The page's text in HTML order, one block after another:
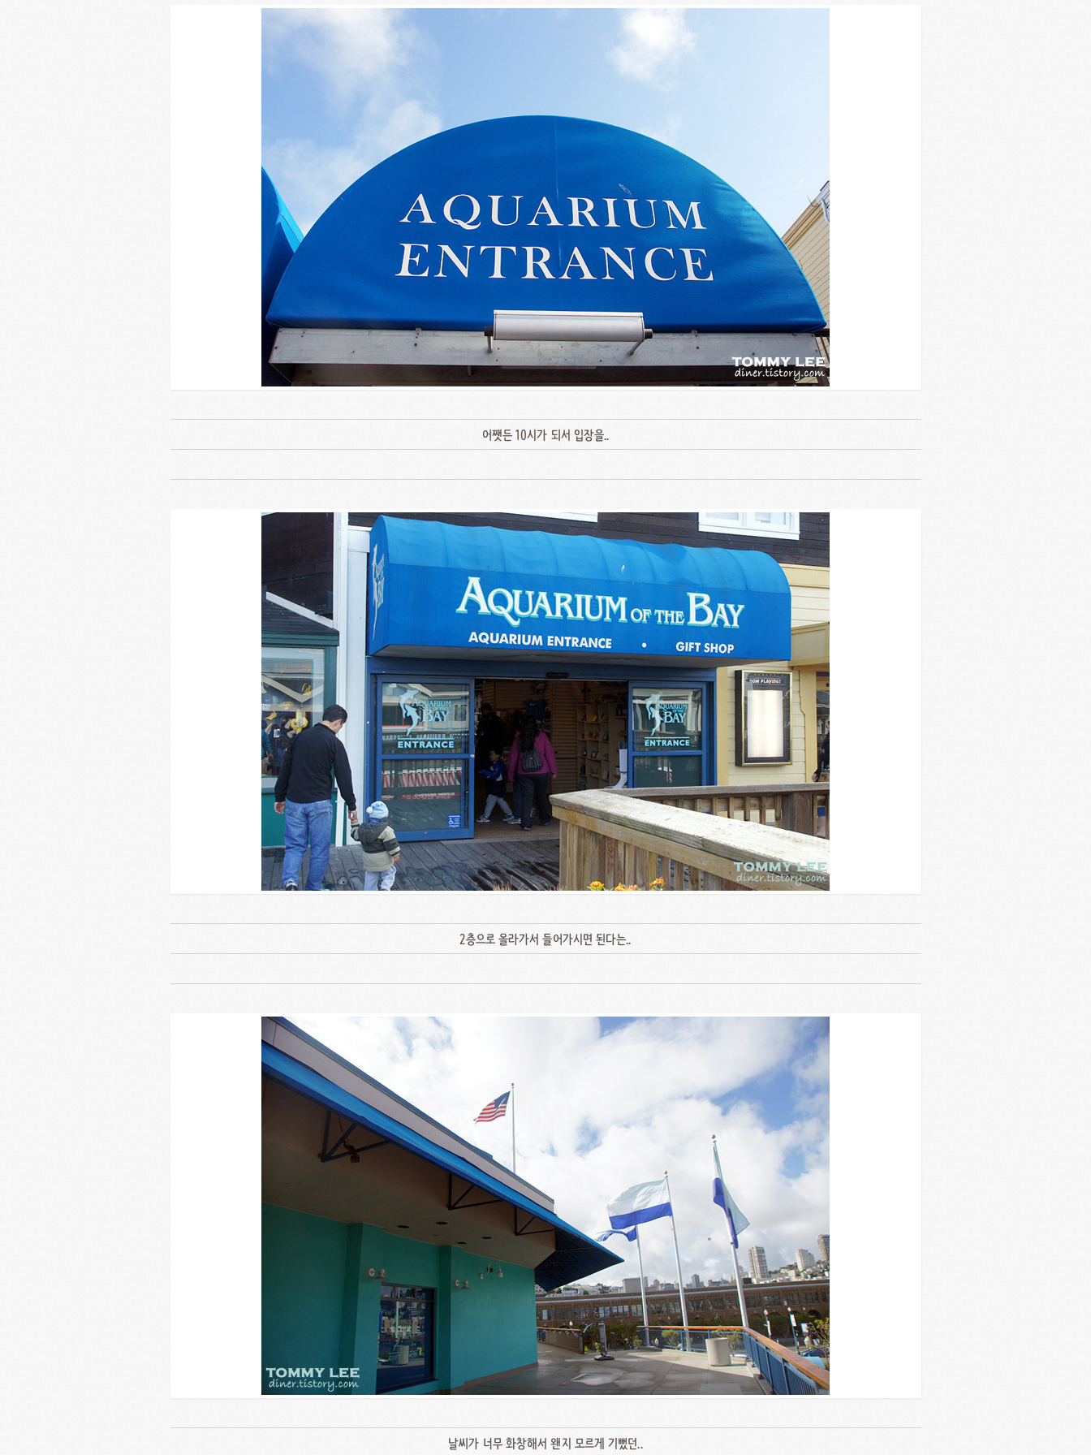
어쨋든 10시가 되서 입장을..
2층으로 올라가서 들어가시면 된다는..
날씨가 너무 화창해서 왠지 모르게 기뻤던..